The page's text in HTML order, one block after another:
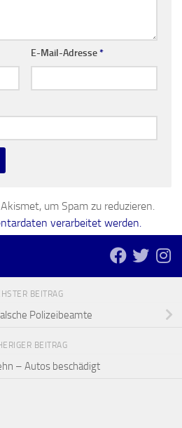
E-Mail-Adresse*
um Spam zu reduzieren.
verarbeitet werden.
BEITRAG
Polizeibeamte
BEITRAG
– Autos beschädigt